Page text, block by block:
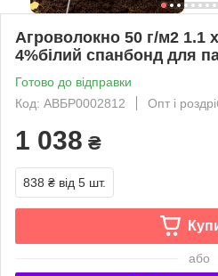
Агроволокно 50 г/м2 1.1
4%білий спанбонд для
Готово до відправки
Код: АВБР0002812
Опт і
1 038 ₴
838 ₴ від 5 шт.
або